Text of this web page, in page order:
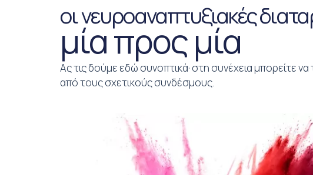
οι νευροαναπτυξιακές
μία προς μία
Ας τις δούμε εδώ συνοπτικά· στη συνέχεια μπορείτε
από τους σχετικούς συνδέσμους.